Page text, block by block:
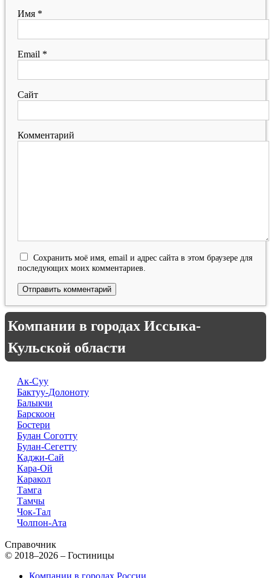
Имя *
Email *
Сайт
Комментарий
Сохранить моё имя, email и адрес сайта в этом браузере для
последующих моих комментариев.
Компании в городах Иссыка-
Кульской области
Ак-Суу
Бактуу-Долоноту
Балыкчи
Барскоон
Бостери
Булан Соготту
Булан-Сегетту
Каджи-Сай
Кара-Ой
Каракол
Тамга
Тамчы
Чок-Тал
Чолпон-Ата
Справочник
© 2018–2026 – Гостиницы
Компании в городах России